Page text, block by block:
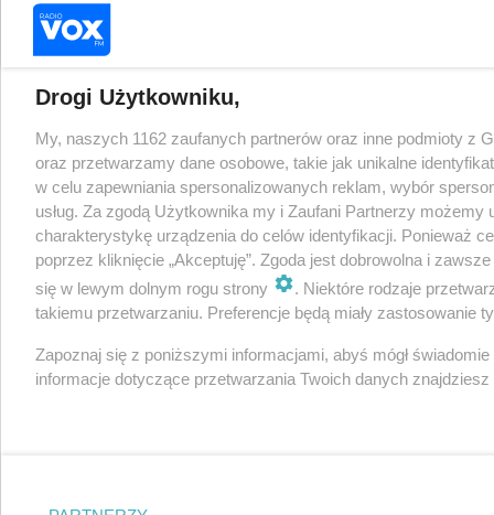
Drogi Użytkowniku,
My, naszych 1162 zaufanych partnerów oraz inne podmioty z
oraz przetwarzamy dane osobowe, takie jak unikalne
w celu zapewniania spersonalizowanych reklam, wybór
usług. Za zgodą Użytkownika my i Zaufani Partnerzy
charakterystykę urządzenia do celów identyfikacji. Ponieważ
poprzez kliknięcie „Akceptuję”. Zgoda jest dobrowolna i
się w lewym dolnym rogu strony
. Niektóre rodzaje
takiemu przetwarzaniu. Preferencje będą miały zastosowanie
Zapoznaj się z poniższymi informacjami, abyś mógł
informacje dotyczące przetwarzania Twoich danych